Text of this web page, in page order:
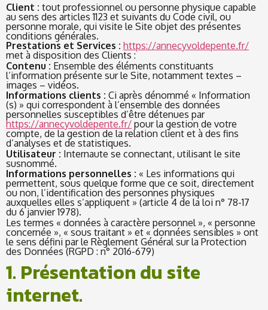
Client : tout professionnel ou personne physique capable
au sens des articles 1123 et suivants du Code civil, ou
personne morale, qui visite le Site objet des présentes
conditions générales.
Prestations et Services : https://annecyvoldepente.fr/
met à disposition des Clients :
Contenu : Ensemble des éléments constituants
l’information présente sur le Site, notamment textes –
images – vidéos.
Informations clients : Ci après dénommé « Information
(s) » qui correspondent à l’ensemble des données
personnelles susceptibles d’être détenues par
https://annecyvoldepente.fr/ pour la gestion de votre
compte, de la gestion de la relation client et à des fins
d’analyses et de statistiques.
Utilisateur : Internaute se connectant, utilisant le site
susnommé.
Informations personnelles : « Les informations qui
permettent, sous quelque forme que ce soit, directement
ou non, l’identification des personnes physiques
auxquelles elles s’appliquent » (article 4 de la loi n° 78-17
du 6 janvier 1978).
Les termes « données à caractère personnel », « personne
concernée », « sous traitant » et « données sensibles » ont
le sens défini par le Règlement Général sur la Protection
des Données (RGPD : n° 2016-679)
1. Présentation du site
internet.